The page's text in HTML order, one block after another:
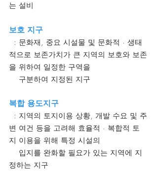
는 설비
보호 지구
적으로 보존가치가 큰 지역의 보호와 보존
을 위하여 일정한 구역을
    구분하여 지정된 지구
복합 용도지구
변 여건 등을 고려해 효율적 · 복합적 토
지 이용을 위해 특정 시설의
정하는 지구